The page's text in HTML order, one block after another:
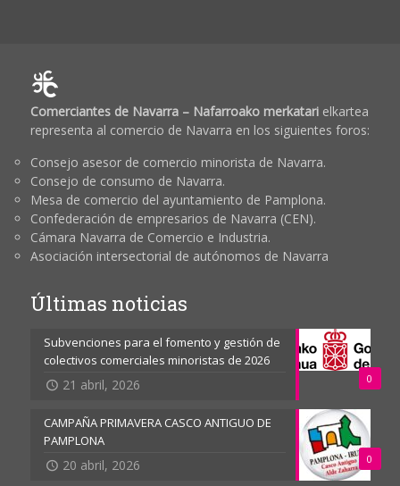
Comerciantes de Navarra – Nafarroako merkatarielkartea
representa al comercio de Navarra en los siguientes foros:
Consejo asesor de comercio minorista de Navarra.
Consejo de consumo de Navarra.
Mesa de comercio del ayuntamiento de Pamplona.
Confederación de empresarios de Navarra (CEN).
Cámara Navarra de Comercio e Industria.
Asociación intersectorial de autónomos de Navarra
Últimas noticias
0
Subvenciones para el fomento y gestión de
colectivos comerciales minoristas de 2026
21 abril, 2026
0
CAMPAÑA PRIMAVERA CASCO ANTIGUO DE
PAMPLONA
20 abril, 2026